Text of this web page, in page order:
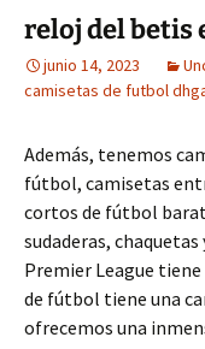
reloj del betis
junio 14, 2023
camisetas de futbol
Además, tenemos
fútbol, camisetas
cortos de fútbol
sudaderas,
Premier League
de fútbol tiene una
ofrecemos una